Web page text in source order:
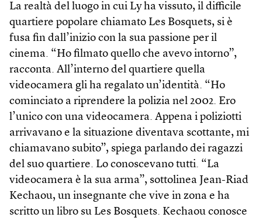
La realtà del luogo in cui Ly ha vissuto, il difficile
quartiere popolare chiamato Les Bosquets, si è
fusa fin dall’inizio con la sua passione per il
cinema. “Ho filmato quello che avevo intorno”,
racconta. All’interno del quartiere quella
videocamera gli ha regalato un’identità. “Ho
cominciato a riprendere la polizia nel 2002. Ero
l’unico con una videocamera. Appena i poliziotti
arrivavano e la situazione diventava scottante, mi
chiamavano subito”, spiega parlando dei ragazzi
del suo quartiere. Lo conoscevano tutti. “La
videocamera è la sua arma”, sottolinea Jean-Riad
Kechaou, un insegnante che vive in zona e ha
scritto un libro su Les Bosquets. Kechaou conosce